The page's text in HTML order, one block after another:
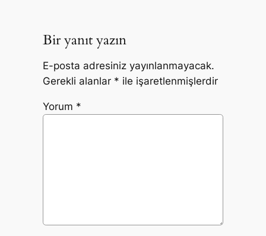
Bir yanıt yazın
E-posta adresiniz yayınlanmayacak.
Gerekli alanlar * ile işaretlenmişlerdir
Yorum *